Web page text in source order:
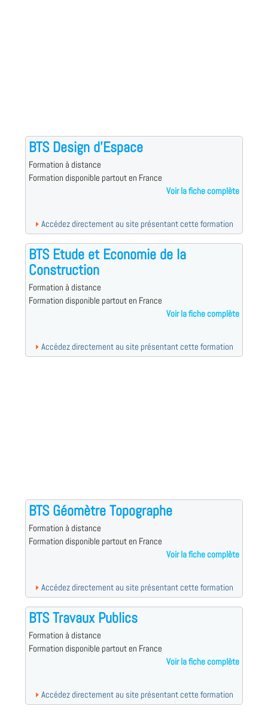
BTS Design d'Espace
Formation à distance
Formation disponible partout en France
Voir la fiche complète
Accédez directement au site présentant cette formation
BTS Etude et Economie de la
Construction
Formation à distance
Formation disponible partout en France
Voir la fiche complète
Accédez directement au site présentant cette formation
BTS Géomètre Topographe
Formation à distance
Formation disponible partout en France
Voir la fiche complète
Accédez directement au site présentant cette formation
BTS Travaux Publics
Formation à distance
Formation disponible partout en France
Voir la fiche complète
Accédez directement au site présentant cette formation